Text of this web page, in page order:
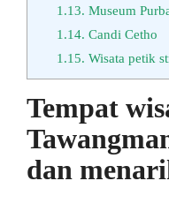
1.13. Museum
1.14. Candi Cetho
1.15. Wisata petik
Tempat
dan